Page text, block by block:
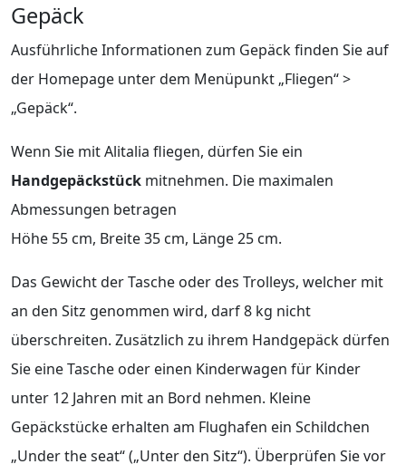
Gepäck
Ausführliche Informationen zum Gepäck finden Sie auf
der Homepage unter dem Menüpunkt „Fliegen“ >
„Gepäck“.
Wenn Sie mit Alitalia fliegen, dürfen Sie ein
Handgepäckstück mitnehmen. Die maximalen
Abmessungen betragen
Höhe 55 cm, Breite 35 cm, Länge 25 cm.
Das Gewicht der Tasche oder des Trolleys, welcher mit
an den Sitz genommen wird, darf 8 kg nicht
überschreiten. Zusätzlich zu ihrem Handgepäck dürfen
Sie eine Tasche oder einen Kinderwagen für Kinder
unter 12 Jahren mit an Bord nehmen. Kleine
Gepäckstücke erhalten am Flughafen ein Schildchen
„Under the seat“ („Unter den Sitz“). Überprüfen Sie vor